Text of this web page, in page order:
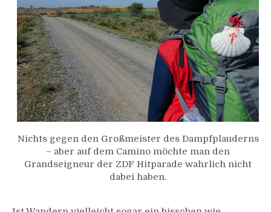
Nichts gegen den Großmeister des Dampfplauderns
– aber auf dem Camino möchte man den
Grandseigneur der ZDF Hitparade wahrlich nicht
dabei haben.